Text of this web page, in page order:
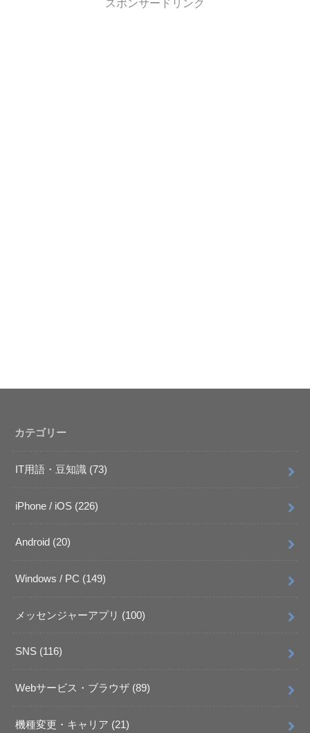
スポンサードリンク
カテゴリー
IT用語・豆知識 (73)
iPhone / iOS (226)
Android (20)
Windows / PC (149)
メッセンジャーアプリ (100)
SNS (116)
Webサービス・ブラウザ (89)
機種変更・キャリア (21)